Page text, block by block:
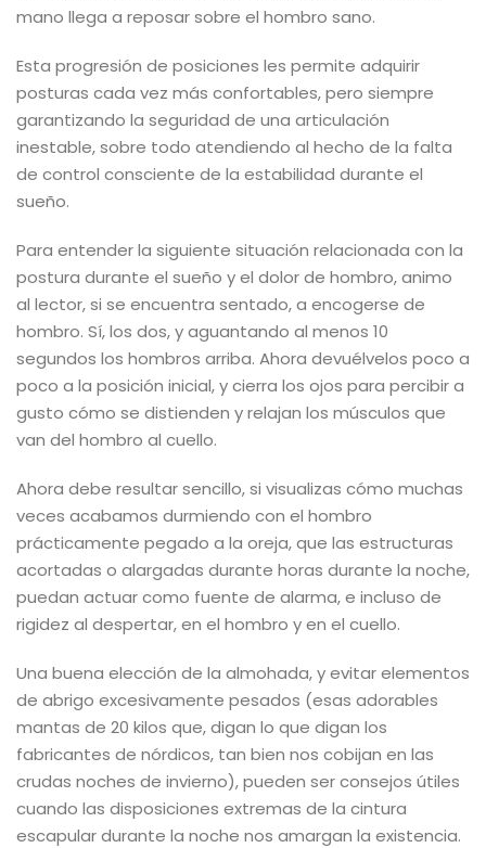
mano llega a reposar sobre el hombro sano.
Esta progresión de posiciones les permite adquirir
posturas cada vez más confortables, pero siempre
garantizando la seguridad de una articulación
inestable, sobre todo atendiendo al hecho de la falta
de control consciente de la estabilidad durante el
sueño.
Para entender la siguiente situación relacionada con la
postura durante el sueño y el dolor de hombro, animo
al lector, si se encuentra sentado, a encogerse de
hombro. Sí, los dos, y aguantando al menos 10
segundos los hombros arriba. Ahora devuélvelos poco a
poco a la posición inicial, y cierra los ojos para percibir a
gusto cómo se distienden y relajan los músculos que
van del hombro al cuello.
Ahora debe resultar sencillo, si visualizas cómo muchas
veces acabamos durmiendo con el hombro
prácticamente pegado a la oreja, que las estructuras
acortadas o alargadas durante horas durante la noche,
puedan actuar como fuente de alarma, e incluso de
rigidez al despertar, en el hombro y en el cuello.
Una buena elección de la almohada, y evitar elementos
de abrigo excesivamente pesados (esas adorables
mantas de 20 kilos que, digan lo que digan los
fabricantes de nórdicos, tan bien nos cobijan en las
crudas noches de invierno), pueden ser consejos útiles
cuando las disposiciones extremas de la cintura
escapular durante la noche nos amargan la existencia.